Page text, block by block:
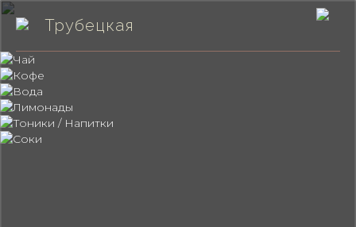
Трубецкая